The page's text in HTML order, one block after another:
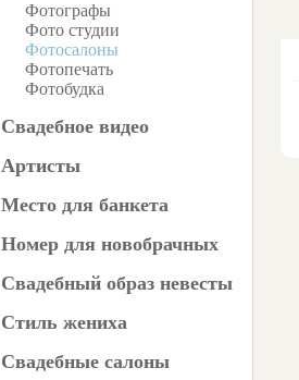
Фотографы
Фото студии
Фотосалоны
Фотопечать
Фотобудка
Свадебное видео
Артисты
Место для банкета
Номер для новобрачных
Свадебный образ невесты
Стиль жениха
Свадебные салоны